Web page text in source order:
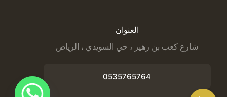
العنوان
شارع كعب بن زهير ، حي السويدي ، الرياض
0535765764